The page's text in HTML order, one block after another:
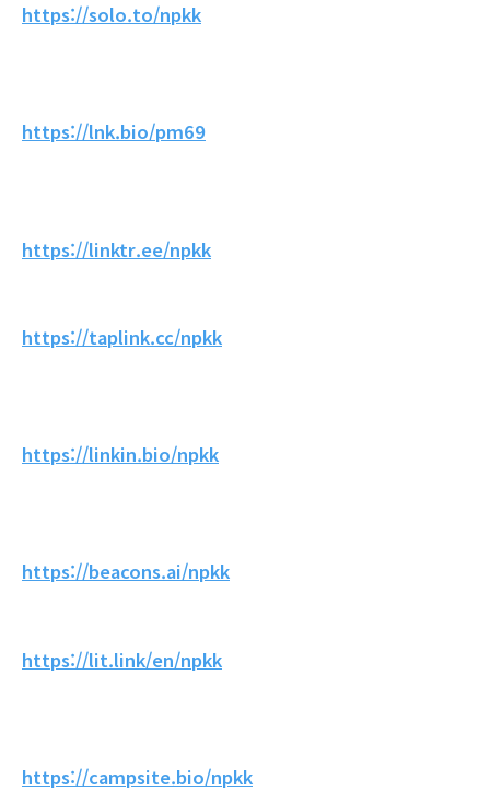
https://solo.to/npkk
https://lnk.bio/pm69
https://linktr.ee/npkk
https://taplink.cc/npkk
https://linkin.bio/npkk
https://beacons.ai/npkk
https://lit.link/en/npkk
https://campsite.bio/npkk